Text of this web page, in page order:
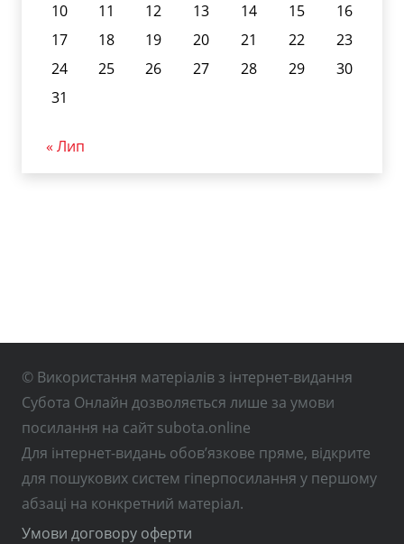
10
11 12 13 14 15
16
17
18 19 20 21 22
23
24
25 26 27 28 29
30
31
« Лип
© Використання матеріалів з інтернет-видання
Субота Онлайн дозволяється лише за умови
посилання на сайт subota.online
Для інтернет-видань обов’язкове пряме, відкрите
для пошукових систем гіперпосилання у першому
абзаці на конкретний матеріал.
Умови договору оферти